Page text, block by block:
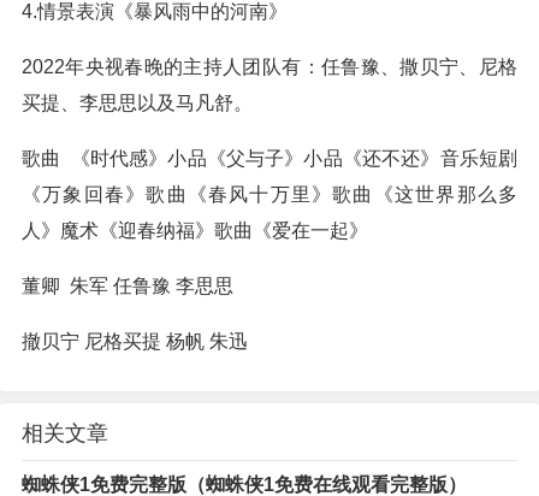
4.情景表演《暴风雨中的河南》
2022年央视春晚的主持人团队有：任鲁豫、撒贝宁、尼格
买提、李思思以及马凡舒。
歌曲 《时代感》小品《父与子》小品《还不还》音乐短剧
《万象回春》歌曲《春风十万里》歌曲《这世界那么多
人》魔术《迎春纳福》歌曲《爱在一起》
董卿 朱军 任鲁豫 李思思
撤贝宁 尼格买提 杨帆 朱迅
相关文章
蜘蛛侠1免费完整版（蜘蛛侠1免费在线观看完整版）